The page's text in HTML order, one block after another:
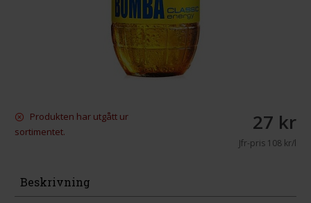
Produkten har utgått ur
sortimentet.
27 kr
Jfr-pris108 kr/l
Beskrivning